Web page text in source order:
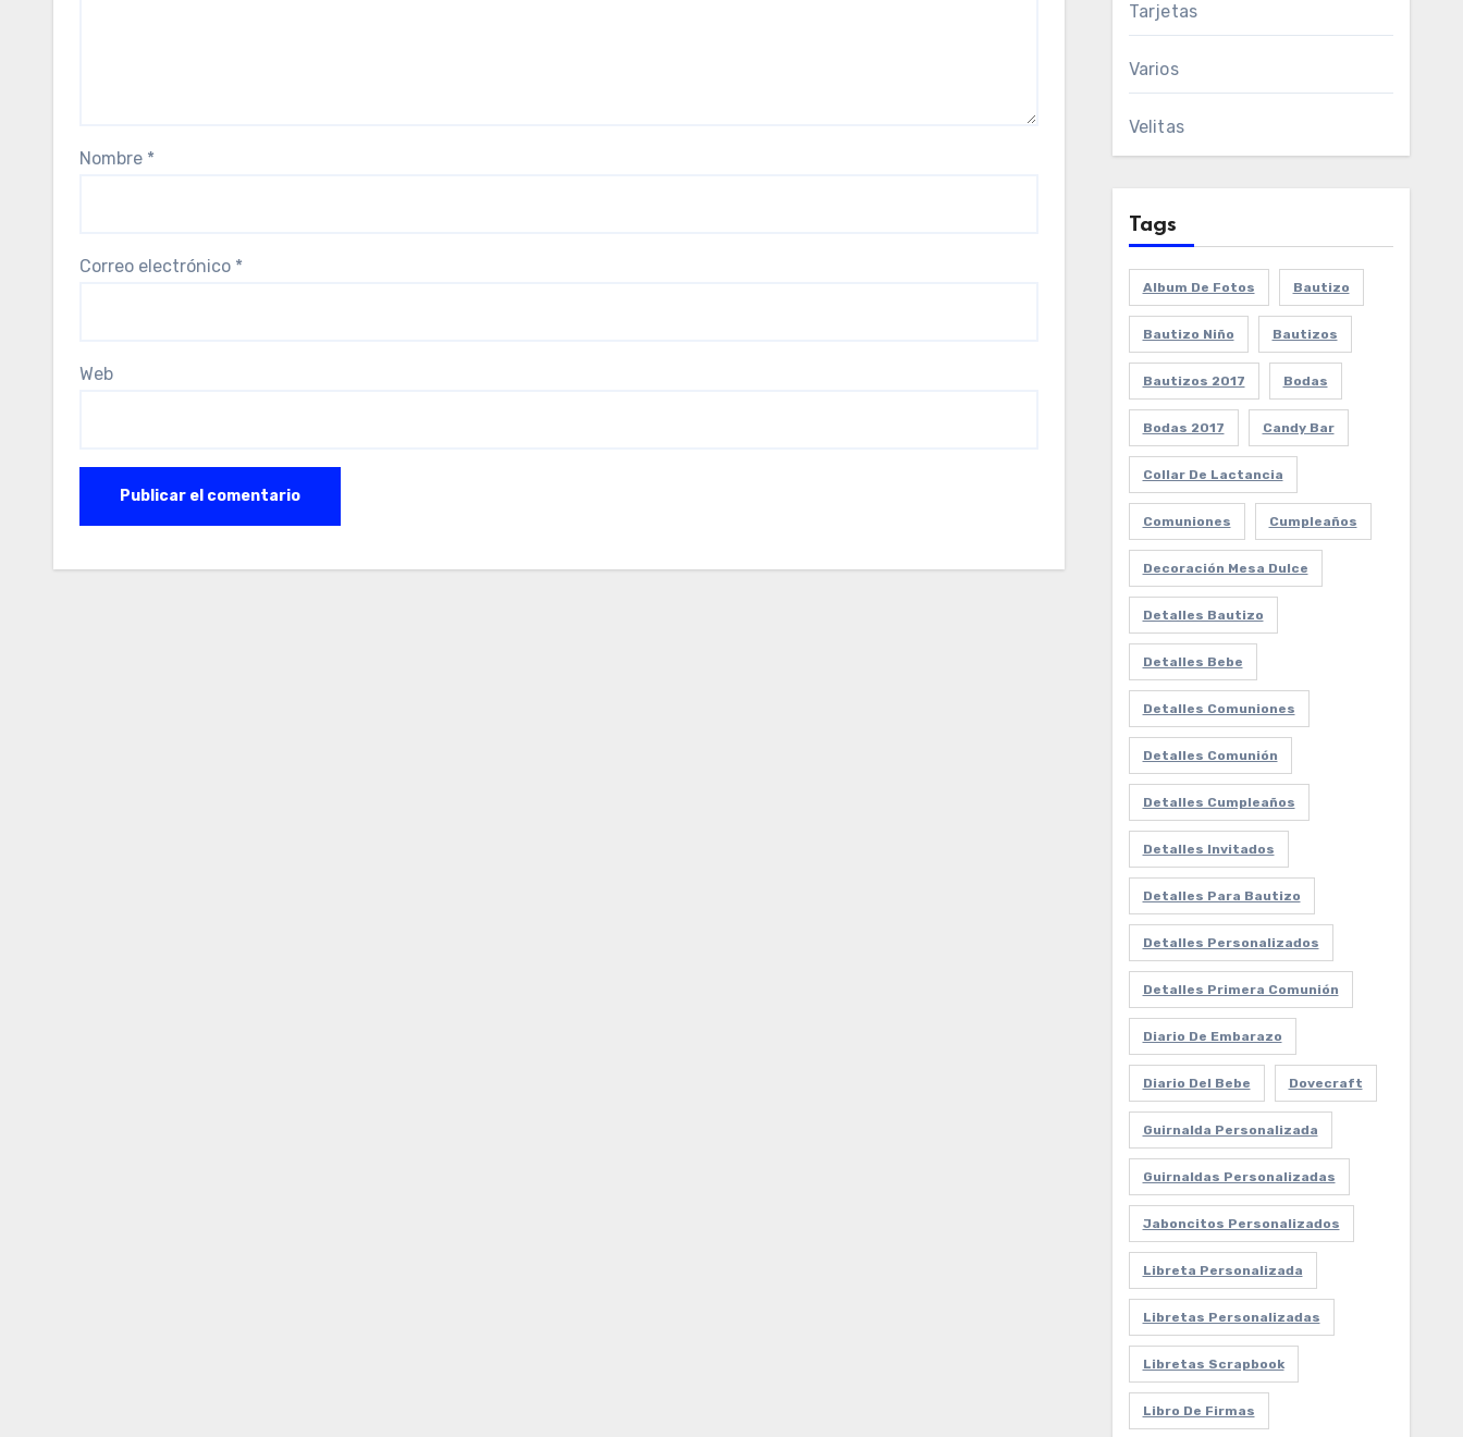
Nombre *
Correo electrónico *
Web
Tarjetas
Varios
Velitas
Tags
Album De Fotos Bautizo
Bautizo Niño Bautizos
Bautizos 2017 Bodas
Bodas 2017 Candy Bar
Collar De Lactancia
Comuniones Cumpleaños
Decoración Mesa Dulce
Detalles Bautizo
Detalles Bebe
Detalles Comuniones
Detalles Comunión
Detalles Cumpleaños
Detalles Invitados
Detalles Para Bautizo
Detalles Personalizados
Detalles Primera Comunión
Diario De Embarazo
Diario Del Bebe Dovecraft
Guirnalda Personalizada
Guirnaldas Personalizadas
Jaboncitos Personalizados
Libreta Personalizada
Libretas Personalizadas
Libretas Scrapbook
Libro De Firmas